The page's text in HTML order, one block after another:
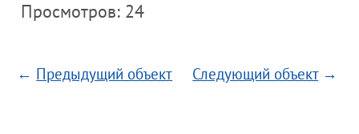
Просмотров: 24
← Предыдущий объект Следующий объект→